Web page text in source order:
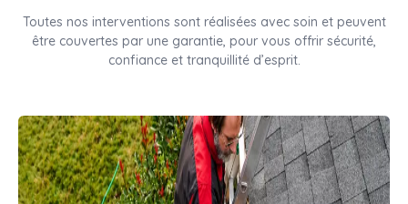
Toutes nos interventions sont réalisées avec soin et peuvent
être couvertes par une garantie, pour vous offrir sécurité,
confiance et tranquillité d’esprit.